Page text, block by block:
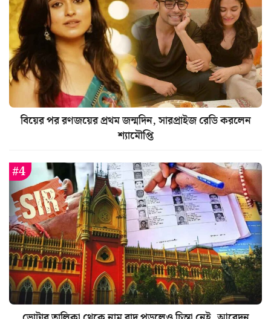
বিয়ের পর রণজয়ের প্রথম জন্মদিন, সারপ্রাইজ রেডি করলেন
শ্যামৌপ্তি